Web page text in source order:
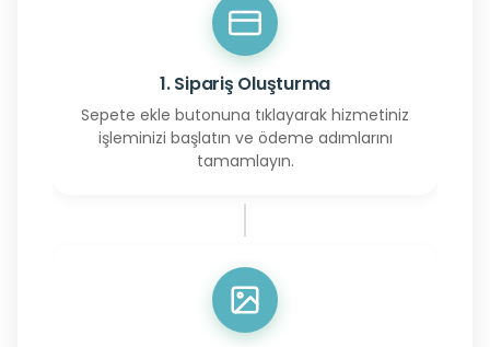
1. Sipariş Oluşturma
Sepete ekle butonuna tıklayarak hizmetiniz
işleminizi başlatın ve ödeme adımlarını
tamamlayın.